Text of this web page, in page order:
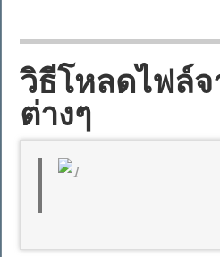
วิธีโหลดไฟล์
ต่างๆ